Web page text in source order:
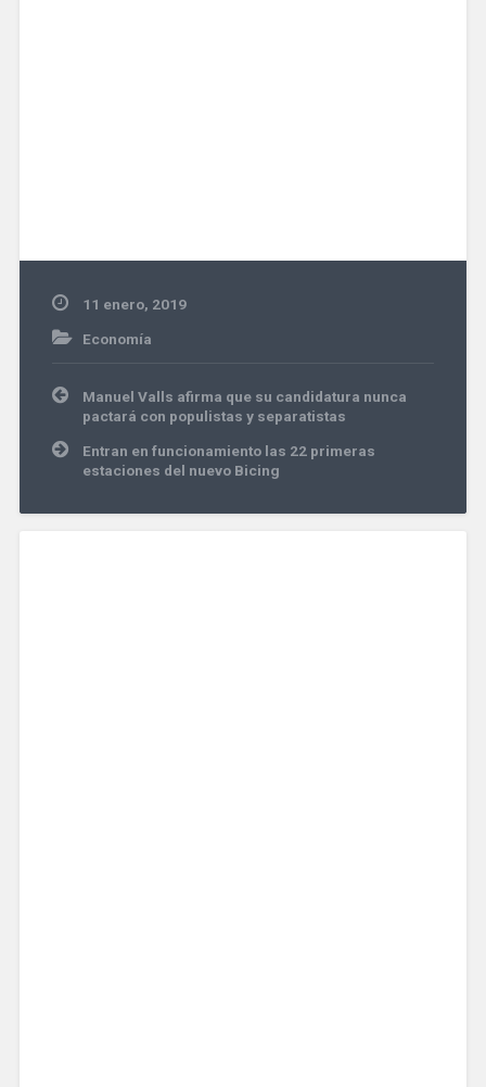
11 enero, 2019
Economía
Navegación
de
entradas
Manuel Valls afirma que su candidatura nunca
pactará con populistas y separatistas
Entran en funcionamiento las 22 primeras
estaciones del nuevo Bicing